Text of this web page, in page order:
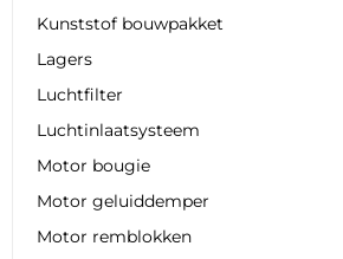
Kunststof bouwpakket
Lagers
Luchtfilter
Luchtinlaatsysteem
Motor bougie
Motor geluiddemper
Motor remblokken